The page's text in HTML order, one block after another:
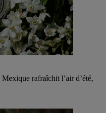
rafraîchit l’air d’été,